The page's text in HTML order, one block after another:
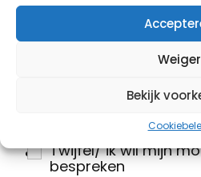
Weiger
Bekijk
Waar ben je naar op
Werken met MVG
Werken met EMB
Twijfel/ ik wil mijn
bespreken